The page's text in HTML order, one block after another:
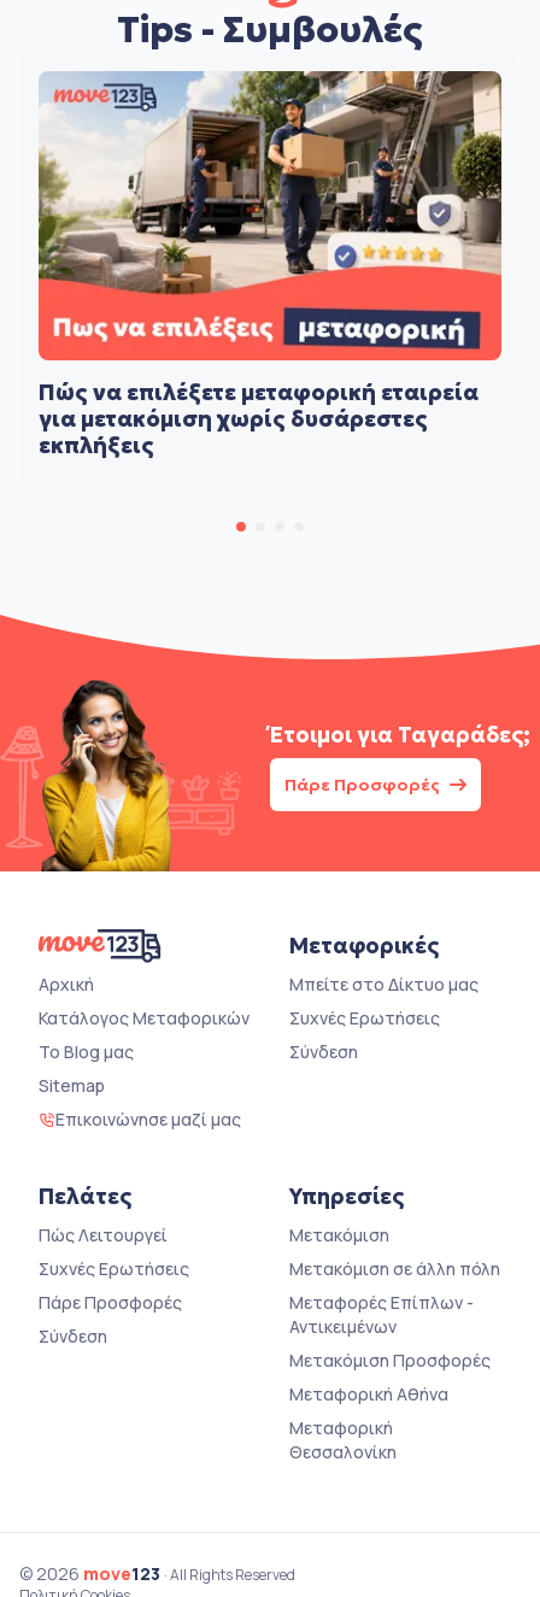
Tips - Συμβουλές
Πώς να επιλέξετε μεταφορική εταιρεία
για μετακόμιση χωρίς δυσάρεστες
εκπλήξεις
Έτοιμοι για Ταγαράδες;
Πάρε Προσφορές
Αρχική
Κατάλογος Μεταφορικών
Το Blog μας
Sitemap
Επικοινώνησε μαζί μας
Μεταφορικές
Μπείτε στο Δίκτυο μας
Συχνές Ερωτήσεις
Σύνδεση
Πελάτες
Πώς Λειτουργεί
Συχνές Ερωτήσεις
Πάρε Προσφορές
Σύνδεση
Υπηρεσίες
Μετακόμιση
Μετακόμιση σε άλλη πόλη
Μεταφορές Επίπλων -
Αντικειμένων
Μετακόμιση Προσφορές
Μεταφορική Αθήνα
Μεταφορική
Θεσσαλονίκη
© 2026 move123 · All Rights Reserved